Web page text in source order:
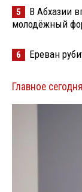
5
В Абхазии
молодёжный
6 Ереван
Главное сегодня